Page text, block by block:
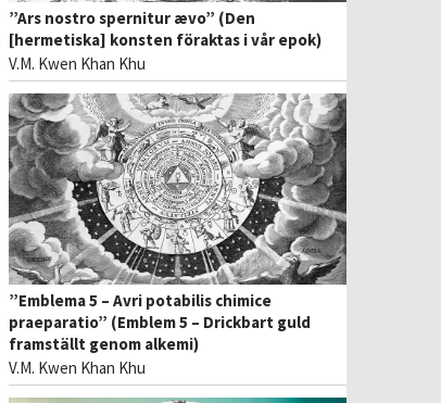
”Ars nostro spernitur ævo” (Den
[hermetiska] konsten föraktas i vår epok)
V.M. Kwen Khan Khu
”Emblema 5 – Avri potabilis chimice
praeparatio” (Emblem 5 – Drickbart guld
framställt genom alkemi)
V.M. Kwen Khan Khu